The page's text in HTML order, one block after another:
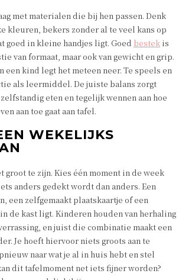
met materialen die bij hen passen. Denk
kleuren, bekers zonder al te veel kans op
goed in kleine handjes ligt. Goed bestek is
van formaat, maar ook van gewicht en grip.
een kind legt het meteen neer. Te speels en
als leermiddel. De juiste balans zorgt
eten en tegelijk wennen aan hoe
aan toe gaat aan tafel.
WEKELIJKS
groot te zijn. Kies één moment in de week
anders gedekt wordt dan anders. Een
een zelfgemaakt plaatskaartje of een
de kast ligt. Kinderen houden van herhaling
en juist die combinatie maakt een
Je hoeft hiervoor niets groots aan te
naar wat je al in huis hebt en stel
dit tafelmoment net iets fijner worden?